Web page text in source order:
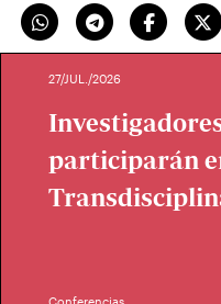
27/JUL./2026
participarán